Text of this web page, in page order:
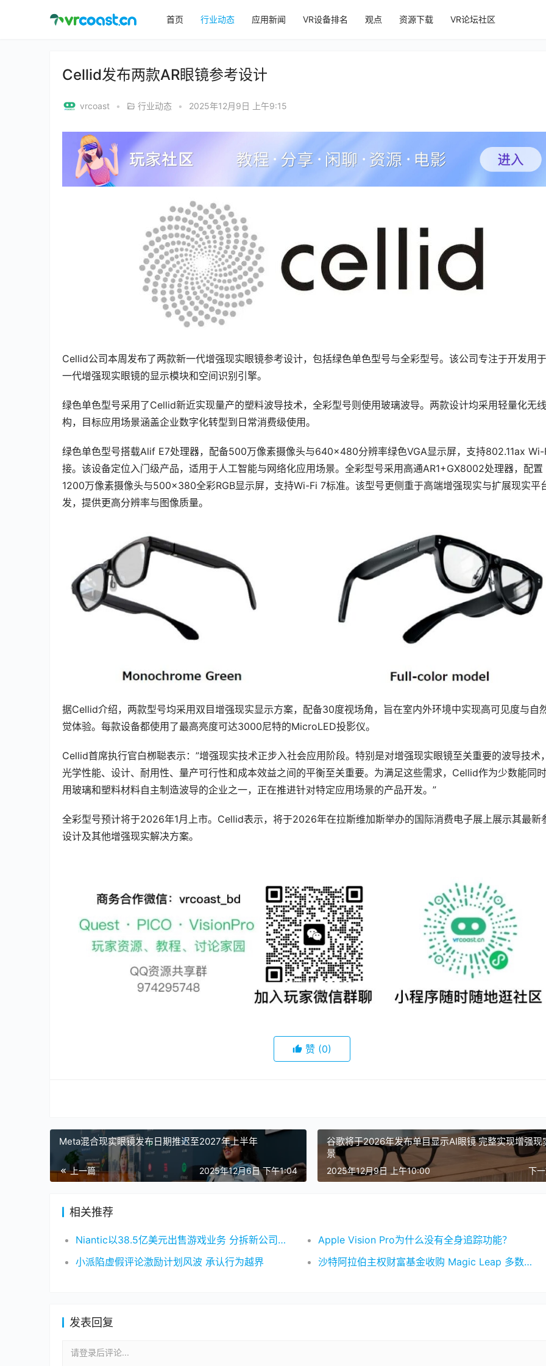
首页 行业动态 应用新闻 VR设备排名 观点 资源下载 VR论坛社区
Cellid发布两款AR眼镜参考设计
vrcoast • 行业动态 • 2025年12月9日 上午9:15
Cellid公司本周发布了两款新一代增强现实眼镜参考设计，包括绿色单色型号与全彩型号。该公司专注于开发用
一代增强现实眼镜的显示模块和空间识别引擎。
绿色单色型号采用了Cellid新近实现量产的塑料波导技术，全彩型号则使用玻璃波导。两款设计均采用轻量化无
构，目标应用场景涵盖企业数字化转型到日常消费级使用。
绿色单色型号搭载Alif E7处理器，配备500万像素摄像头与640×480分辨率绿色VGA显示屏，支持802.11ax Wi-
接。该设备定位入门级产品，适用于人工智能与网络化应用场景。全彩型号采用高通AR1+GX8002处理器，配置
1200万像素摄像头与500×380全彩RGB显示屏，支持Wi-Fi 7标准。该型号更侧重于高端增强现实与扩展现实平
发，提供更高分辨率与图像质量。
据Cellid介绍，两款型号均采用双目增强现实显示方案，配备30度视场角，旨在室内外环境中实现高可见度与自
觉体验。每款设备都使用了最高亮度可达3000尼特的MicroLED投影仪。
Cellid首席执行官白栁聪表示：”增强现实技术正步入社会应用阶段。特别是对增强现实眼镜至关重要的波导技术
光学性能、设计、耐用性、量产可行性和成本效益之间的平衡至关重要。为满足这些需求，Cellid作为少数能同
用玻璃和塑料材料自主制造波导的企业之一，正在推进针对特定应用场景的产品开发。”
全彩型号预计将于2026年1月上市。Cellid表示，将于2026年在拉斯维加斯举办的国际消费电子展上展示其最新
设计及其他增强现实解决方案。
赞 (0)
Meta混合现实眼镜发布日期推迟至2027年上半年
上一篇 2025年12月6日 下午1:04
谷歌将于2026年发布单目显示AI眼镜 完整实现增强现
景
下
2025年12月9日 上午10:00
相关推荐
​Niantic以38.5亿美元出售游戏业务 分拆新公司专注地理空间AI与AR技术研发
Apple Vision Pro为什么没有全身追踪功能？
小派陷虚假评论激励计划风波 承认行为越界
沙特阿拉伯主权财富基金收购 Magic Leap 多数股权
发表回复
请登录后评论...